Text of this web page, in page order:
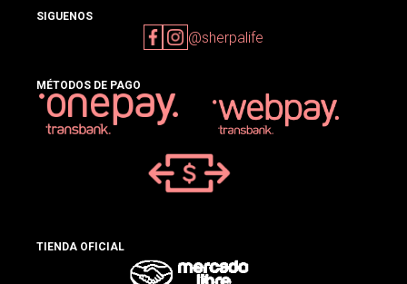
SIGUENOS
@sherpalife
MÉTODOS DE PAGO
TIENDA OFICIAL